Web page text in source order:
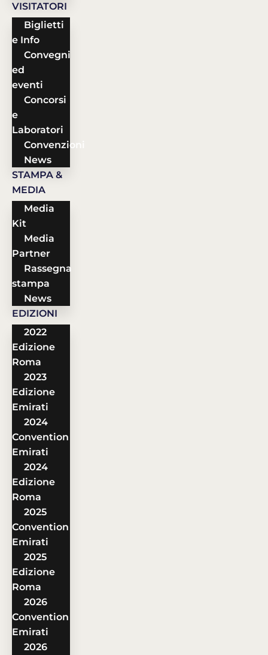
VISITATORI
Biglietti
e Info
Convegni
ed
eventi
Concorsi
e
Laboratori
Convenzioni
News
STAMPA &
MEDIA
Media
Kit
Media
Partner
Rassegna
stampa
News
EDIZIONI
2022
Edizione
Roma
2023
Edizione
Emirati
2024
Convention
Emirati
2024
Edizione
Roma
2025
Convention
Emirati
2025
Edizione
Roma
2026
Convention
Emirati
2026